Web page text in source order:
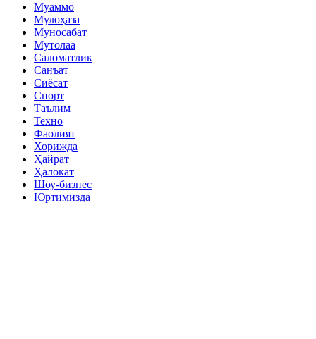
Муаммо
Мулоҳаза
Муносабат
Мутолаа
Саломатлик
Санъат
Сиёсат
Спорт
Таълим
Техно
Фаолият
Хорижда
Ҳайрат
Ҳалокат
Шоу-бизнес
Юртимизда